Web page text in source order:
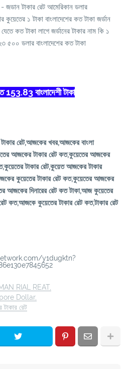
- জডান টাকার রেট আমেরিকান ডলার
১ টাকা বাংলাদেশের কত টাকা জর্ডান
কত টাকা লাগে জর্ডানের টাকার নাম কি ১
৫০০ ডলার বাংলাদেশের কত টাকা
153.83 বাংলাদেশী টাকা
রেট,আজকের খবর,আজকের বাংলা
আজকের টাকার রেট কত,কুয়েতের আজকের
টাকার রেট,কুয়েত আজকের টাকার
কুয়েতের টাকার রেট কত,কুয়েতের আজকের
আজকের দিনারের রেট কত টাকা,আজ কুয়েতের
কত,আজকে কুয়েতের টাকার রেট কত,টাকার রেট
y1dugktn?
RIAL REAT
Dollar
টাকার রেট